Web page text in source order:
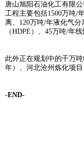
唐山旭阳石油化工有限
工程主要包括1500万吨/
离、120万吨/年液化气
（HDPE）、45万吨/年
此外正在规划中的千万
年）、河北沧州炼化项
-END-